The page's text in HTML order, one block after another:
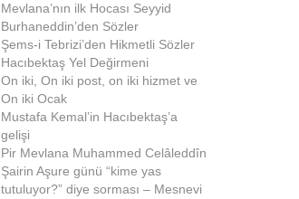
Mevlana’nın ilk Hocası Seyyid
Burhaneddin’den Sözler
Şems-i Tebrizi’den Hikmetli Sözler
Hacıbektaş Yel Değirmeni
On iki, On iki post, on iki hizmet ve
On iki Ocak
Mustafa Kemal’in Hacıbektaş’a
gelişi
Pir Mevlana Muhammed Celâleddîn
Şairin Aşure günü “kime yas
tutuluyor?” diye sorması – Mesnevi